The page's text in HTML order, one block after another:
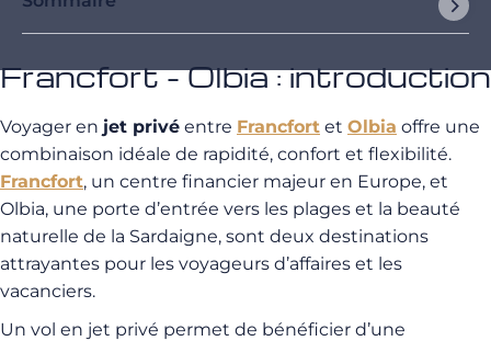
Francfort - Olbia : introduction
Voyager en jet privé entre Francfort et Olbia offre une
combinaison idéale de rapidité, confort et flexibilité.
Francfort, un centre financier majeur en Europe, et
Olbia, une porte d’entrée vers les plages et la beauté
naturelle de la Sardaigne, sont deux destinations
attrayantes pour les voyageurs d’affaires et les
vacanciers.
Un vol en jet privé permet de bénéficier d’une